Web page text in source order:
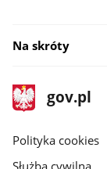
Na skróty
stopka
gov.pl
Strona
gov.pl
gov.pl
Polityka cookies
Służba cywilna